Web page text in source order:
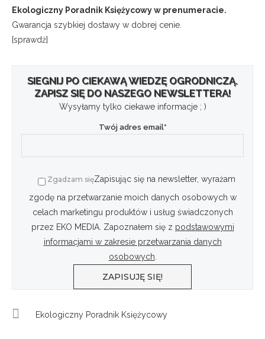
Ekologiczny Poradnik Księżycowy w prenumeracie.
Gwarancja szybkiej dostawy w dobrej cenie.
[sprawdź]
SIEGNIJ PO CIEKAWĄ WIEDZĘ OGRODNICZĄ.
ZAPISZ SIĘ DO NASZEGO NEWSLETTERA!
Wysyłamy tylko ciekawe informacje ; )
Twój adres email*
Zgadzam sięZapisując się na newsletter, wyrażam
zgodę na przetwarzanie moich danych osobowych w
celach marketingu produktów i usług świadczonych
przez EKO MEDIA. Zapoznałem się z podstawowymi
informacjami w zakresie przetwarzania danych
osobowych
Ekologiczny Poradnik Księżycowy